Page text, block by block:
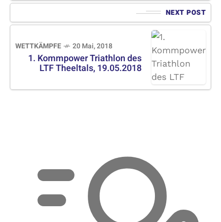
NEXT POST
WETTKÄMPFE 20 Mai, 2018
1. Kommpower Triathlon des
LTF Theeltals, 19.05.2018